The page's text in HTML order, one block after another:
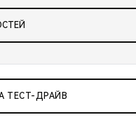
ТЕСТ-ДРАЙВ